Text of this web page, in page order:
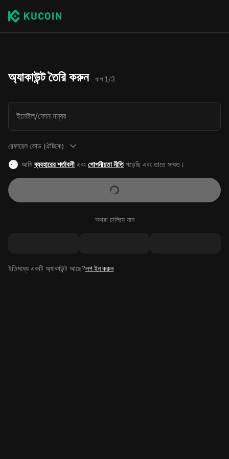
অ্যাকাউন্ট তৈরি করুন ধাপ 1/3
ইমেইল/ফোন নম্বর
রেফারেল কোড (ঐচ্ছিক)
আমিব্যবহারের শর্তাবলীএবং গোপনীয়তা নীতিপড়েছি এবং তাতে সম্মত।
অথবা চালিয়ে যান
ইতিমধ্যে একটি অ্যাকাউন্ট আছে?লগ ইন করুন